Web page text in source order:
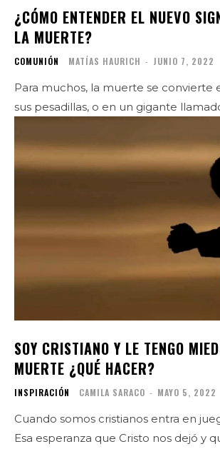
¿CÓMO ENTENDER EL NUEVO
LA MUERTE?
COMUNIÓN MATÍAS HAURICH - JUNIO 7, 2022
Para muchos, la muerte se convierte
sus pesadillas, o en un gigante
SOY CRISTIANO Y LE TENGO
MUERTE ¿QUÉ HACER?
INSPIRACIÓN CAMILA SARACO - MAYO 5, 2022
Cuando somos cristianos entra en
Esa esperanza que Cristo nos dejó y